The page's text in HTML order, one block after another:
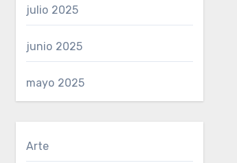
julio 2025
junio 2025
mayo 2025
Arte